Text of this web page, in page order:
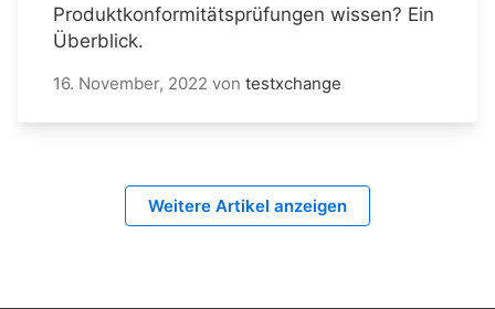
Produktkonformitätsprüfungen wissen? Ein
Überblick.
16. November, 2022 von testxchange
Weitere Artikel anzeigen